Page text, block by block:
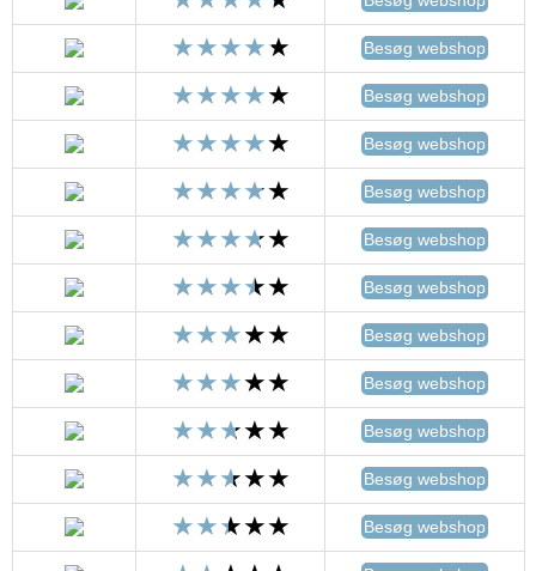
Besøg webshop
Besøg webshop
Besøg webshop
Besøg webshop
Besøg webshop
Besøg webshop
Besøg webshop
Besøg webshop
Besøg webshop
Besøg webshop
Besøg webshop